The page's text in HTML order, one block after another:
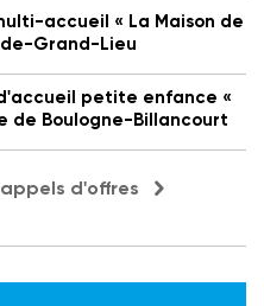
accueil « La Maison de
Grand-Lieu
petite enfance «
de Boulogne-Billancourt
d'offres